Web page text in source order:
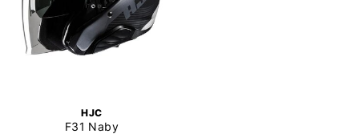
HJC
F31 Naby